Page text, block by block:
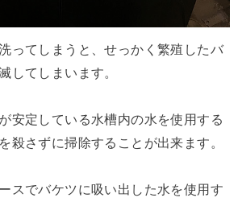
ってしまうと、せっかく繁殖したバ
してしまいます。
安定している水槽内の水を使用する
殺さずに掃除することが出来ます。
スでバケツに吸い出した水を使用す